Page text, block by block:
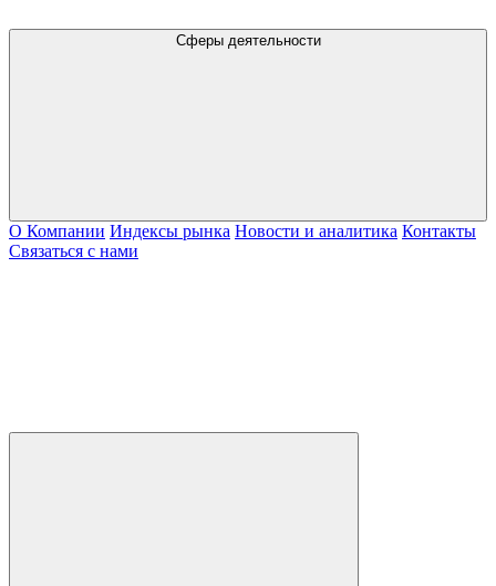
Сферы деятельности
О Компании Индексы рынка Новости и аналитика Контакты
Связаться с нами